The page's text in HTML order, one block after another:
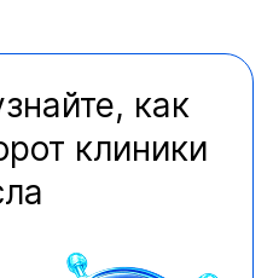
как
клиники